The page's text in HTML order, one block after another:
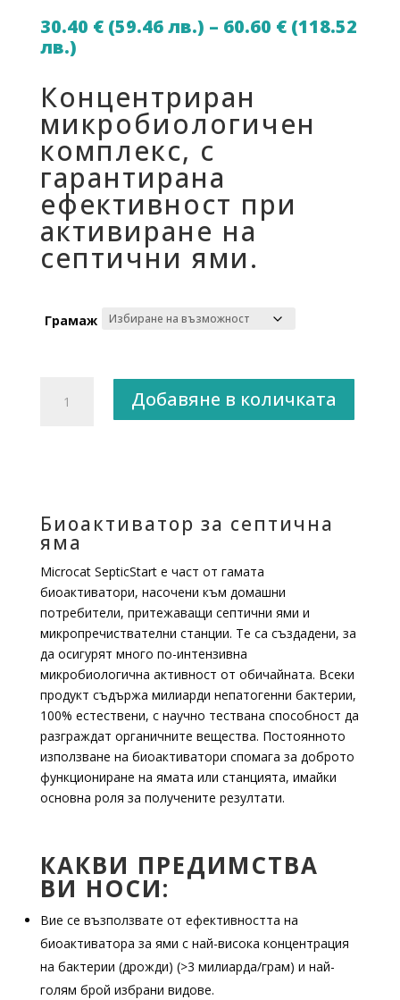
30.40 € (59.46 лв.) – 60.60 € (118.52
лв.)Price
30.40 €
(59.46
лв.)
through
60.60 €
(118.52
лв.)
Концентриран
микробиологичен
комплекс, с
гарантирана
ефективност при
активиране на
септични ями.
Грамаж
септична
яма
Добавяне в количката
Биоактиватор за септична
яма
Microcat SepticStart е част от гамата
биоактиватори, насочени към домашни
потребители, притежаващи септични ями и
микропречиствателни станции. Те са създадени, за
да осигурят много по-интензивна
микробиологична активност от обичайната. Всеки
продукт съдържа милиарди непатогенни бактерии,
100% естествени, с научно тествана способност да
разграждат органичните вещества. Постоянното
използване на биоактиватори спомага за доброто
функциониране на ямата или станцията, имайки
основна роля за получените резултати.
КАКВИ ПРЕДИМСТВА
ВИ НОСИ:
Вие се възползвате от ефективността на
биоактиватора за ями с най-висока концентрация
на бактерии (дрожди) (>3 милиарда/грам) и най-
голям брой избрани видове.